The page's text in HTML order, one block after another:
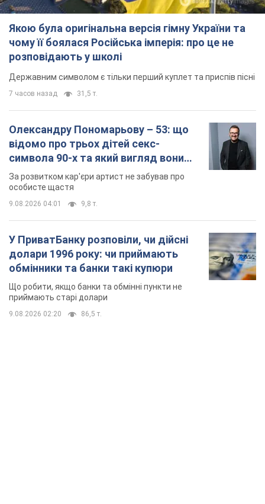
Якою була оригінальна версія гімну України та
чому її боялася Російська імперія: про це не
розповідають у школі
Державним символом є тільки перший куплет та приспів пісні
7 часов назад 31,5 т.
Олександру Пономарьову – 53: що
відомо про трьох дітей секс-
символа 90-х та який вигляд вони
мають
За розвитком кар'єри артист не забував про
особисте щастя
9.08.2026 04:01 9,8 т.
У ПриватБанку розповіли, чи дійсні
долари 1996 року: чи приймають
обмінники та банки такі купюри
Що робити, якщо банки та обмінні пункти не
приймають старі долари
9.08.2026 02:20 86,5 т.